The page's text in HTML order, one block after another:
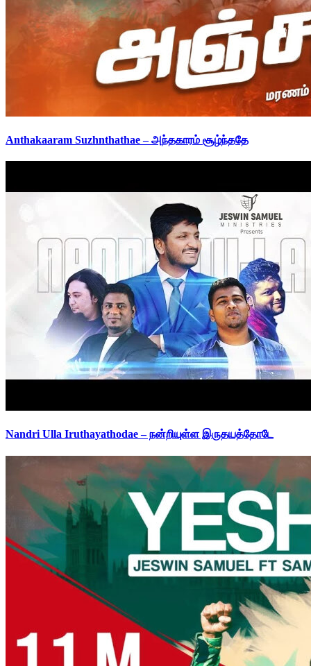
Anthakaaram Suzhnthathae – அந்தகாரம் சூழ்ந்ததே
Nandri Ulla Iruthayathodae – நன்றியுள்ள இருதயத்தோடே